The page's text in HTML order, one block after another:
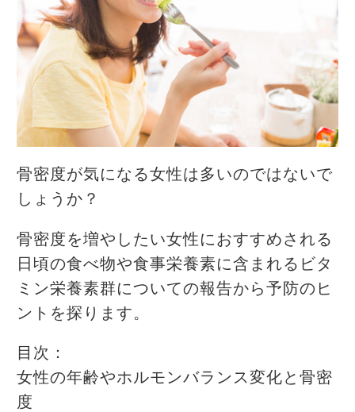
骨密度が気になる女性は多いのではないで
しょうか？
骨密度を増やしたい女性におすすめされる
日頃の食べ物や食事栄養素に含まれるビタ
ミン栄養素群についての報告から予防のヒ
ントを探ります。
目次：
女性の年齢やホルモンバランス変化と骨密
度